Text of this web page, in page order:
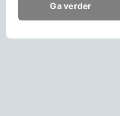
Ga verder